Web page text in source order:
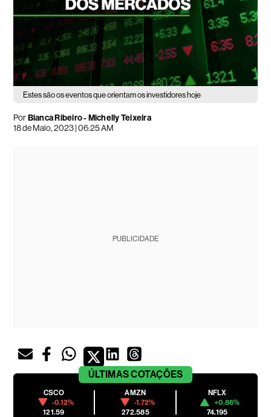
Estes são os eventos que orientam os investidores hoje
PorBianca Ribeiro -Michelly Teixeira
18 de Maio, 2023 | 06:25 AM
PUBLICIDADE
ÚLTIMASCOTAÇÕES
CSCO
-0.12%
121.59
AMZN
-1.72%
272.585
NFLX
+0.86%
74.195